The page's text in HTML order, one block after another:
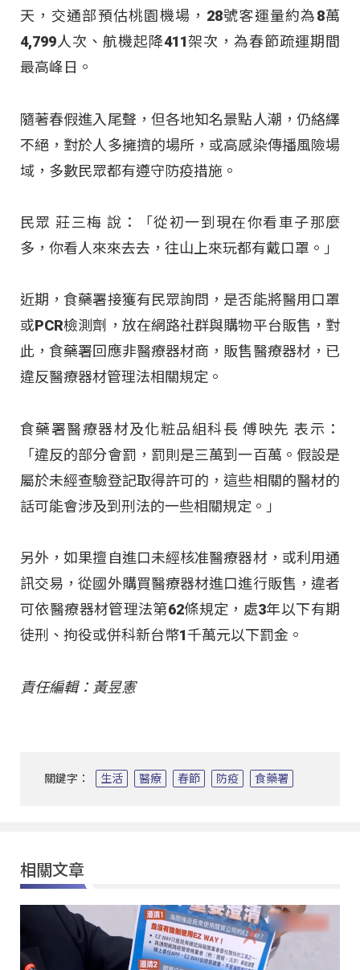
天，交通部預估桃園機場，28號客運量約為8萬
4,799人次、航機起降411架次，為春節疏運期間
最高峰日。
隨著春假進入尾聲，但各地知名景點人潮，仍絡繹
不絕，對於人多擁擠的場所，或高感染傳播風險場
域，多數民眾都有遵守防疫措施。
民眾 莊三梅 說：「從初一到現在你看車子那麼
多，你看人來來去去，往山上來玩都有戴口罩。」
近期，食藥署接獲有民眾詢問，是否能將醫用口罩
或PCR檢測劑，放在網路社群與購物平台販售，對
此，食藥署回應非醫療器材商，販售醫療器材，已
違反醫療器材管理法相關規定。
食藥署醫療器材及化粧品組科長 傅映先 表示：
「違反的部分會罰，罰則是三萬到一百萬。假設是
屬於未經查驗登記取得許可的，這些相關的醫材的
話可能會涉及到刑法的一些相關規定。」
另外，如果擅自進口未經核准醫療器材，或利用通
訊交易，從國外購買醫療器材進口進行販售，違者
可依醫療器材管理法第62條規定，處3年以下有期
徒刑、拘役或併科新台幣1千萬元以下罰金。
責任編輯：黃昱憲
關鍵字： 生活 醫療 春節 防疫 食藥署
相關文章